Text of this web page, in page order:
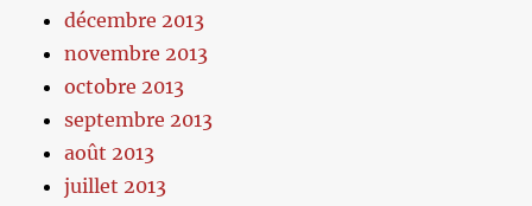
décembre 2013
novembre 2013
octobre 2013
septembre 2013
août 2013
juillet 2013